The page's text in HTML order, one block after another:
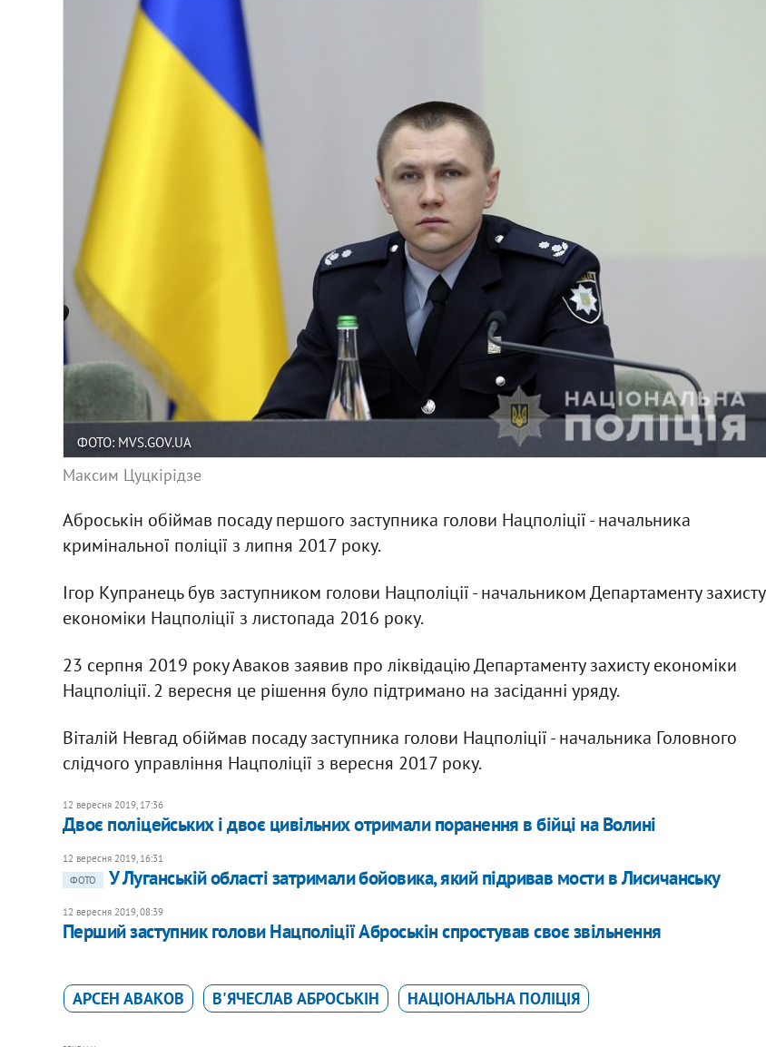
ФОТО: MVS.GOV.UA
Максим Цуцкірідзе
Аброськін обіймав посаду першого заступника голови Нацполіції - начальника
кримінальної поліції з липня 2017 року.
Ігор Купранець був заступником голови Нацполіції - начальником Департаменту захисту
економіки Нацполіції з листопада 2016 року.
23 серпня 2019 року Аваков заявив про ліквідацію Департаменту захисту економіки
Нацполіції. 2 вересня це рішення було підтримано на засіданні уряду.
Віталій Невгад обіймав посаду заступника голови Нацполіції - начальника Головного
слідчого управління Нацполіції з вересня 2017 року.
12 вересня 2019, 17:36
Двоє поліцейських і двоє цивільних отримали поранення в бійці на Волині
12 вересня 2019, 16:31
ФОТО
У Луганській області затримали бойовика, який підривав мости в Лисичанську
12 вересня 2019, 08:39
Перший заступник голови Нацполіції Аброськін спростував своє звільнення
АРСЕН АВАКОВ В'ЯЧЕСЛАВ АБРОСЬКІН НАЦІОНАЛЬНА ПОЛІЦІЯ